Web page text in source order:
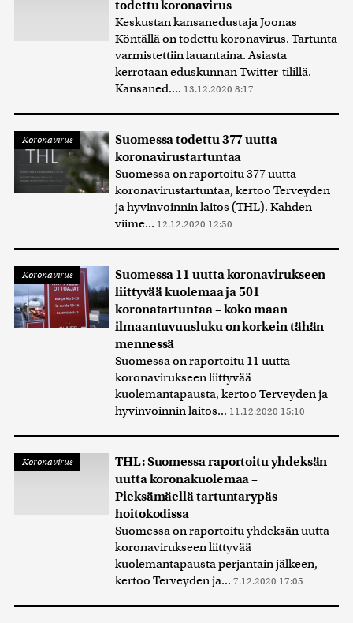
todettu koronavirus
Keskustan kansanedustaja Joonas
Köntällä on todettu koronavirus. Tartunta
varmistettiin lauantaina. Asiasta
kerrotaan eduskunnan Twitter-tilillä.
Kansaned.... 13.12.2020 8:17
Koronavirus
Suomessa todettu 377 uutta
koronavirustartuntaa
Suomessa on raportoitu 377 uutta
koronavirustartuntaa, kertoo Terveyden
ja hyvinvoinnin laitos (THL). Kahden
viime... 12.12.2020 12:50
Koronavirus
Suomessa 11 uutta koronavirukseen
liittyvää kuolemaa ja 501
koronatartuntaa – koko maan
ilmaantuvuusluku on korkein tähän
mennessä
Suomessa on raportoitu 11 uutta
koronavirukseen liittyvää
kuolemantapausta, kertoo Terveyden ja
hyvinvoinnin laitos... 11.12.2020 15:10
Koronavirus
THL: Suomessa raportoitu yhdeksän
uutta koronakuolemaa –
Pieksämäellä tartuntarypäs
hoitokodissa
Suomessa on raportoitu yhdeksän uutta
koronavirukseen liittyvää
kuolemantapausta perjantain jälkeen,
kertoo Terveyden ja... 7.12.2020 17:05